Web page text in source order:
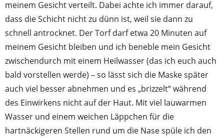
meinem Gesicht verteilt. Dabei achte ich immer darauf,
dass die Schicht nicht zu dünn ist, weil sie dann zu
schnell antrocknet. Der Torf darf etwa 20 Minuten auf
meinem Gesicht bleiben und ich beneble mein Gesicht
zwischendurch mit einem Heilwasser (das ich euch auch
bald vorstellen werde) – so lässt sich die Maske später
auch viel besser abnehmen und es „brizzelt“ während
des Einwirkens nicht auf der Haut. Mit viel lauwarmen
Wasser und einem weichen Läppchen für die
hartnäckigeren Stellen rund um die Nase spüle ich den